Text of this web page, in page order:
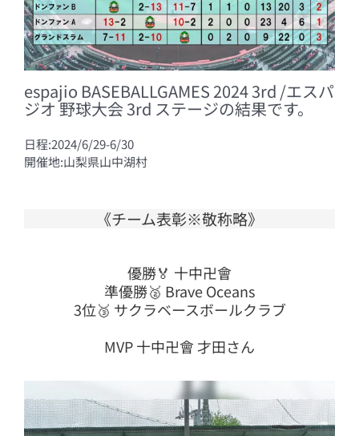
espajio BASEBALLGAMES 2024 3rd /エスパ
ジオ 野球大会 3rd ステージの結果です。
日程:2024/6/29-6/30
開催地:山梨県山中湖村
《チーム表彰※敬称略》
優勝🏅 十中卍會
準優勝🥈 Brave Oceans
3位🥉 サクラベースボールクラブ
MVP 十中卍會 才田さん